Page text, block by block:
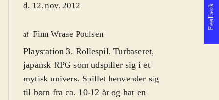
d. 12. nov. 2012
af Finn Wraae Poulsen
Playstation 3. Rollespil. Turbaseret,
japansk RPG som udspiller sig i et
mytisk univers. Spillet henvender sig
til børn fra ca. 10-12 år og har en
Feedback